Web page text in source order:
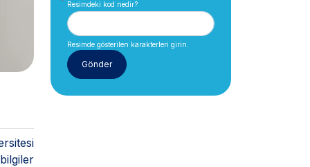
Resimdeki kod nedir?
Resimde gösterilen karakterleri girin.